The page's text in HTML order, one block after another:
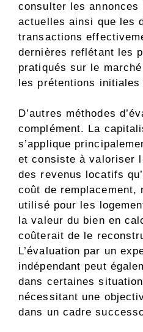
consulter les annonces
actuelles ainsi que les
transactions
dernières reflétant les
pratiqués sur le
les prétentions initiales
D’autres méthodes
complément. La
s’applique
et consiste à valoriser
des revenus locatifs
coût de remplacement,
utilisé pour les
la valeur du bien en
coûterait de le
L’évaluation par un
indépendant peut
dans certaines
nécessitant une
dans un cadre